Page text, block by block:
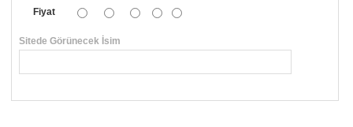
Fiyat
Sitede Görünecek İsim